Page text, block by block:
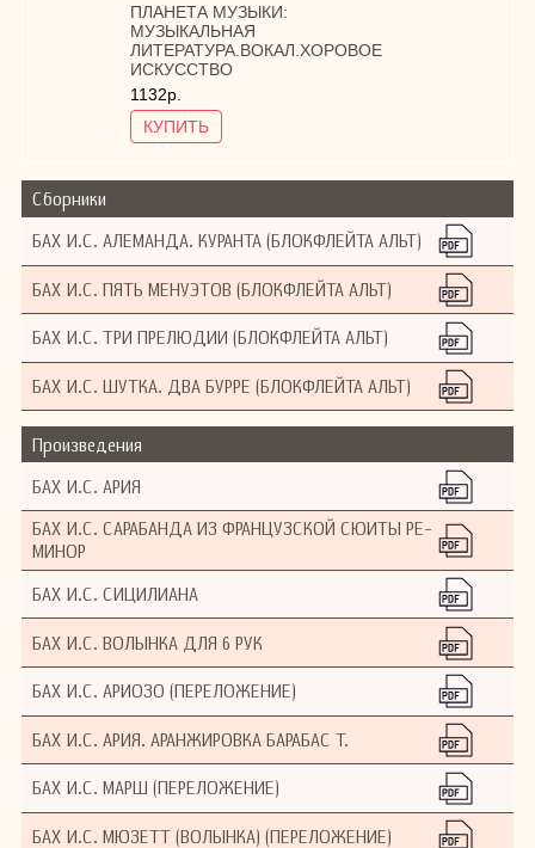
ПЛАНЕТА МУЗЫКИ:
МУЗЫКАЛЬНАЯ
ЛИТЕРАТУРА.ВОКАЛ.ХОРОВОЕ
ИСКУССТВО
1132р.
КУПИТЬ
Сборники
БАХ И.С. АЛЕМАНДА. КУРАНТА (БЛОКФЛЕЙТА АЛЬТ)
БАХ И.С. ПЯТЬ МЕНУЭТОВ (БЛОКФЛЕЙТА АЛЬТ)
БАХ И.С. ТРИ ПРЕЛЮДИИ (БЛОКФЛЕЙТА АЛЬТ)
БАХ И.С. ШУТКА. ДВА БУРРЕ (БЛОКФЛЕЙТА АЛЬТ)
Произведения
БАХ И.С. АРИЯ
БАХ И.С. САРАБАНДА ИЗ ФРАНЦУЗСКОЙ СЮИТЫ РЕ-
МИНОР
БАХ И.С. СИЦИЛИАНА
БАХ И.С. ВОЛЫНКА ДЛЯ 6 РУК
БАХ И.С. АРИОЗО (ПЕРЕЛОЖЕНИЕ)
БАХ И.С. АРИЯ. АРАНЖИРОВКА БАРАБАС Т.
БАХ И.С. МАРШ (ПЕРЕЛОЖЕНИЕ)
БАХ И.С. МЮЗЕТТ (ВОЛЫНКА) (ПЕРЕЛОЖЕНИЕ)